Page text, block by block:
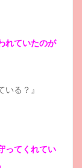
れていたのが
る？』
ってくれてい